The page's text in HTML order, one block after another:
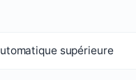
supérieure